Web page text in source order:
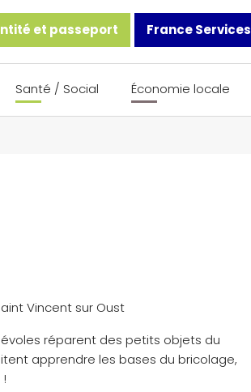
et passeport France Services
Santé / Social Économie locale
Vincent sur Oust
réparent des petits objets du
apprendre les bases du bricolage,